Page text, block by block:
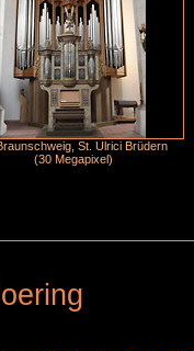
St. Ulrici Brüdern
(30 Megapixel)